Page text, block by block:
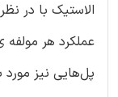
الاستیک با در
عملکرد هر
پل‌هایی نیز